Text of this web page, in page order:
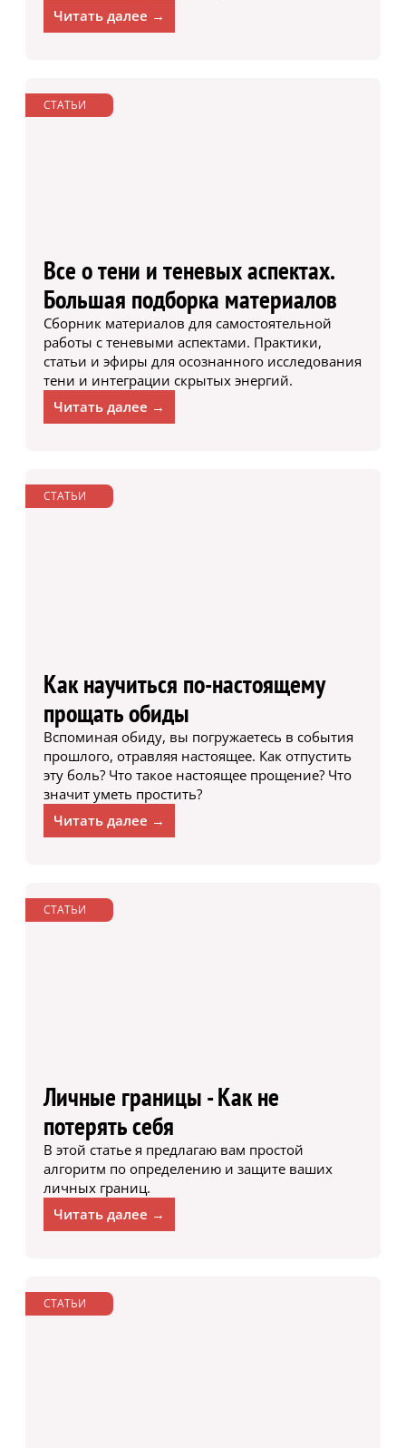
Читать далее →
СТАТЬИ
Все о тени и теневых аспектах.
Большая подборка материалов
Сборник материалов для самостоятельной
работы с теневыми аспектами. Практики,
статьи и эфиры для осознанного исследования
тени и интеграции скрытых энергий.
Читать далее →
СТАТЬИ
Как научиться по-настоящему
прощать обиды
Вспоминая обиду, вы погружаетесь в события
прошлого, отравляя настоящее. Как отпустить
эту боль? Что такое настоящее прощение? Что
значит уметь простить?
Читать далее →
СТАТЬИ
Личные границы - Как не
потерять себя
В этой статье я предлагаю вам простой
алгоритм по определению и защите ваших
личных границ.
Читать далее →
СТАТЬИ